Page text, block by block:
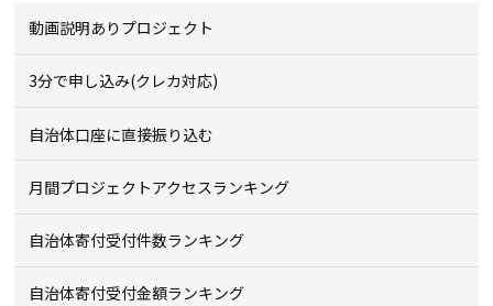
動画説明ありプロジェクト
3分で申し込み(クレカ対応)
自治体口座に直接振り込む
月間プロジェクトアクセスランキング
自治体寄付受付件数ランキング
自治体寄付受付金額ランキング